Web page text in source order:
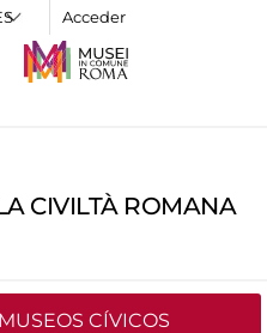
Acceder
CIVILTÀ ROMANA
CÍVICOS